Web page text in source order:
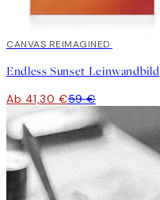
30%*
CANVAS REIMAGINED
Endless Sunset Leinwandbild
Ab 41,30 €59 €